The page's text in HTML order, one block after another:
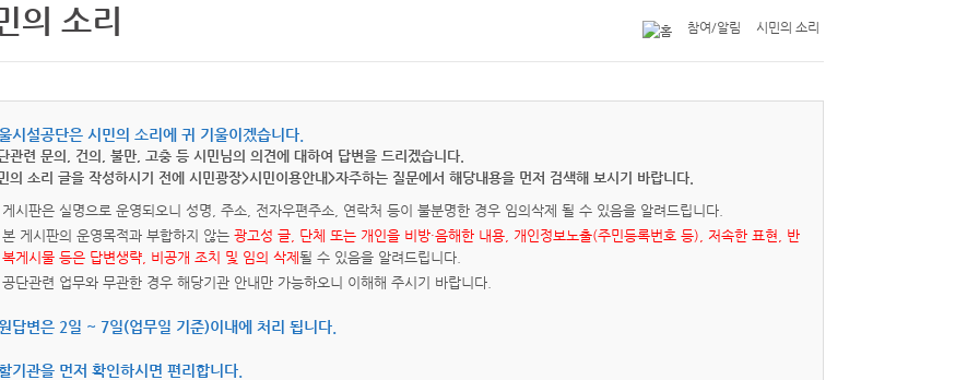
의 소리 참여/알림 시민의 소리
시설공단은 시민의 소리에 귀 기울이겠습니다.
관련 문의, 건의, 불만, 고충 등 시민님의 의견에 대하여 답변을 드리겠습니다.
의 소리 글을 작성하시기 전에 시민광장>시민이용안내>자주하는 질문에서 해당내용을 먼저 검색해 보시기 바랍니다.
게시판은 실명으로 운영되오니 성명, 주소, 전자우편주소, 연락처 등이 불분명한 경우 임의삭제 될 수 있음을 알려드립니다.
본 게시판의 운영목적과 부합하지 않는 광고성 글, 단체 또는 개인을 비방·음해한 내용, 개인정보노출(주민등록번호 등), 저속한 표현, 반
복게시물 등은 답변생략, 비공개 조치 및 임의 삭제 될 수 있음을 알려드립니다.
공단관련 업무와 무관한 경우 해당기관 안내만 가능하오니 이해해 주시기 바랍니다.
답변은 2일 ~ 7일(업무일 기준)이내에 처리 됩니다.
기관을 먼저 확인하시면 편리합니다.